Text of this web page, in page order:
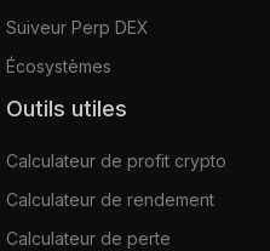
Suiveur Perp DEX
Écosystèmes
Outils utiles
Calculateur de profit crypto
Calculateur de rendement
Calculateur de perte